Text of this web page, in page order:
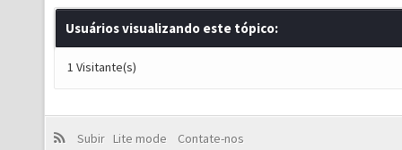
Usuários visualizando este tópico:
1 Visitante(s)
Subir Lite mode
Contate-nos